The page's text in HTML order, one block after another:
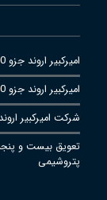
امیرکبیر اروند جزو 100 شرکت برتر جرثقیل 2022
امیرکبیر اروند جزو 100 شرکت برتر جرثقیل دنیا
شرکت امیرکبیر اروند
تعویق بیست و
پتروشیمی